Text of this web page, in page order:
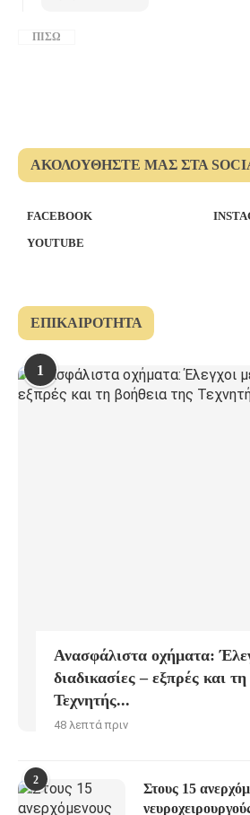
ΠΊΣΩ
ΑΚΟΛΟΥΘΉΣΤΕ ΜΑΣ ΣΤΑ
FACEBOOK
YOUTUBE
ΕΠΙΚΑΙΡΌΤΗΤΑ
1
Ανασφάλιστα οχήματα:
διαδικασίες – εξπρές και
Τεχνητής...
48 λεπτά πριν
2
Στους 15